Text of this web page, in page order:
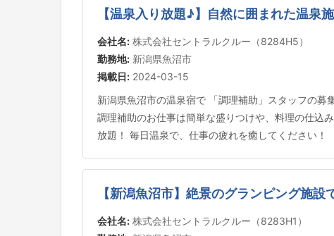
【温泉入り放題♪】自然に囲まれた温泉
会社名: 株式会社セントラルクルー（8284H5）
勤務地: 新潟県魚沼市
掲載日: 2024-03-15
新潟県魚沼市の温泉宿で 「調理補助」スタッフの募
調理補助のお仕事は簡単な盛りつけや、料理の仕込
放題！ 毎日温泉で、仕事の疲れを癒してください！
【新潟魚沼市】絶景のグランピング施
会社名: 株式会社セントラルクルー（8283H1）